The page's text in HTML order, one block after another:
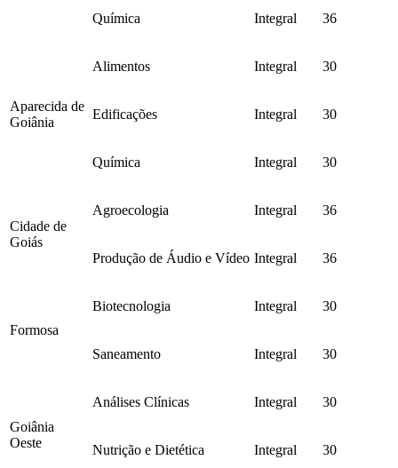
Química Integral 36
Aparecida de
Goiânia
Alimentos Integral 30
Edificações Integral 30
Química Integral 30
Cidade de
Goiás
Agroecologia Integral 36
Produção de Áudio e Vídeo Integral 36
Formosa
Biotecnologia Integral 30
Saneamento Integral 30
Goiânia
Oeste
Análises Clínicas Integral 30
Nutrição e Dietética Integral 30